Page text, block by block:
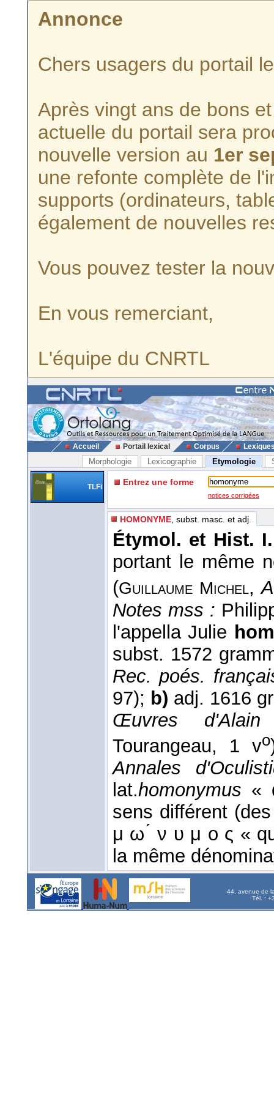
Annonce
Chers usagers du portail
Après vingt ans de bons
actuelle du portail sera
nouvelle version au 1er
une refonte complète de
supports (ordinateurs,
également de nouvelles
Vous pouvez tester la
En vous remerciant,
L'équipe du CNRTL
Accueil Portail lexical Corpus
Morphologie Lexicographie Etymologie
TLFi Entrez une forme
notices corrigées
HOMONYME , subst. masc. et adj.
Étymol. et Hist.
portant le même
(Guillaume Michel,
Notes mss :
l'appella Julie
subst. 1572
Rec. poés.
97); b) adj. 1616
Œuvres
Tourangeau, 1 vo
Annales
lat.homonymus «
sens différent
μ ω ́ ν υ μ ο ς «
la même
44, avenue de
Tél. :